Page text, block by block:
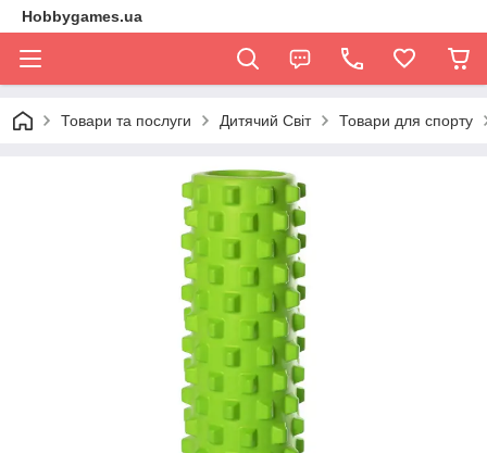
Hobbygames.ua
Товари та послуги Дитячий Світ Товари для спорту